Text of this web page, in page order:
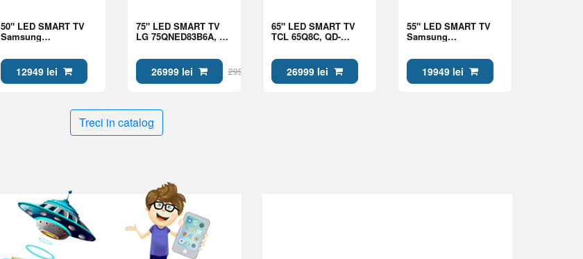
50" LED SMART TV
Samsung
Mini LED 4K UHD,
Tizen OS, Black
12949 lei
75" LED SMART TV
LG 75QNED83B6A, QD
webOS, Black
26999 lei 29999 lei
65" LED SMART TV
TCL 65Q8C, QD-
Google TV, Black
26999 lei
55" LED SMART TV
Samsung
Mini LED 4K UHD,
Tizen OS, Black
19949 lei
Treci in catalog